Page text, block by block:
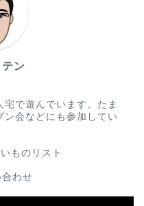
ン
で遊んでいます。たま
ン会などにも参加してい
ものリスト
わせ